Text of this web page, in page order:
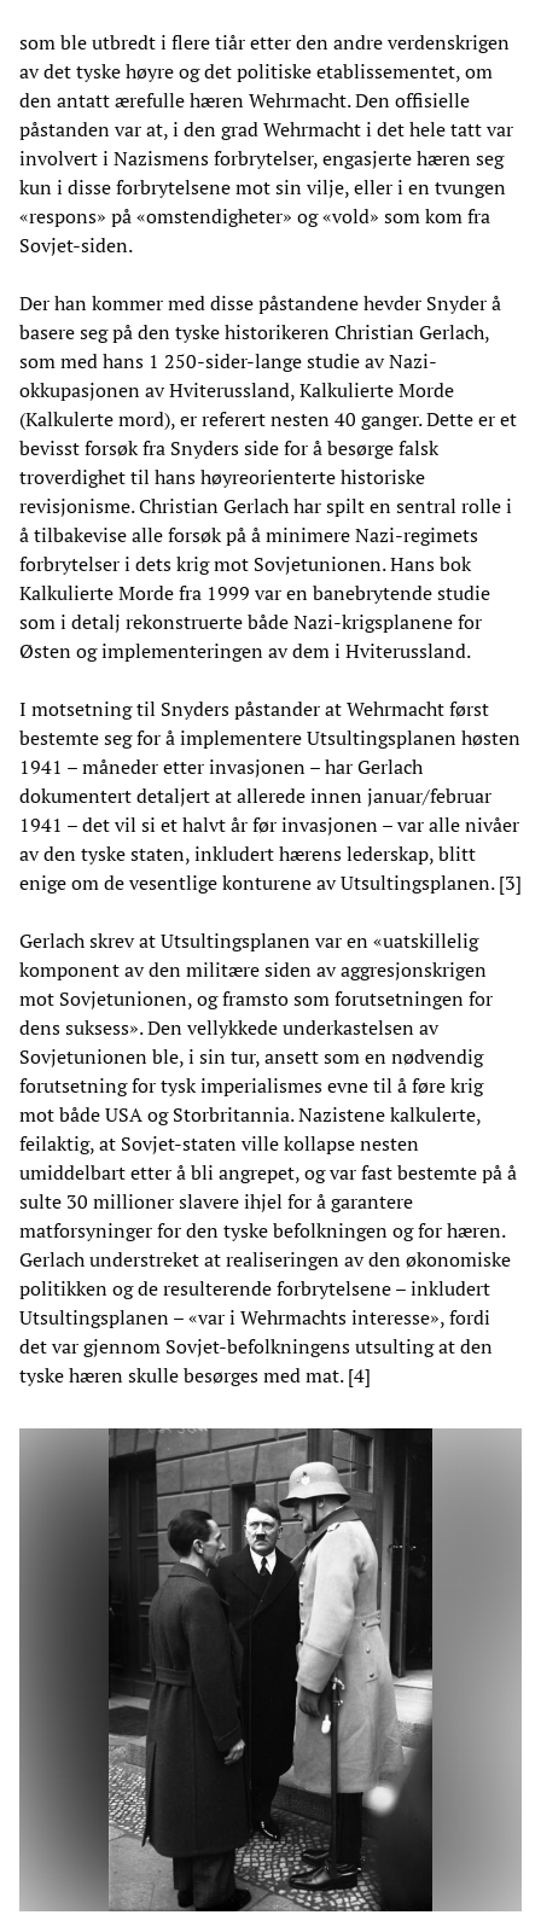
som ble utbredt i flere tiår etter den andre verdenskrigen
av det tyske høyre og det politiske etablissementet, om
den antatt ærefulle hæren Wehrmacht. Den offisielle
påstanden var at, i den grad Wehrmacht i det hele tatt var
involvert i Nazismens forbrytelser, engasjerte hæren seg
kun i disse forbrytelsene mot sin vilje, eller i en tvungen
«respons» på «omstendigheter» og «vold» som kom fra
Sovjet-siden.
Der han kommer med disse påstandene hevder Snyder å
basere seg på den tyske historikeren Christian Gerlach,
som med hans 1 250-sider-lange studie av Nazi-
okkupasjonen av Hviterussland, Kalkulierte Morde
(Kalkulerte mord), er referert nesten 40 ganger. Dette er et
bevisst forsøk fra Snyders side for å besørge falsk
troverdighet til hans høyreorienterte historiske
revisjonisme. Christian Gerlach har spilt en sentral rolle i
å tilbakevise alle forsøk på å minimere Nazi-regimets
forbrytelser i dets krig mot Sovjetunionen. Hans bok
Kalkulierte Morde fra 1999 var en banebrytende studie
som i detalj rekonstruerte både Nazi-krigsplanene for
Østen og implementeringen av dem i Hviterussland.
I motsetning til Snyders påstander at Wehrmacht først
bestemte seg for å implementere Utsultingsplanen høsten
1941 – måneder etter invasjonen – har Gerlach
dokumentert detaljert at allerede innen januar/februar
1941 – det vil si et halvt år før invasjonen – var alle nivåer
av den tyske staten, inkludert hærens lederskap, blitt
enige om de vesentlige konturene av Utsultingsplanen. [3]
Gerlach skrev at Utsultingsplanen var en «uatskillelig
komponent av den militære siden av aggresjonskrigen
mot Sovjetunionen, og framsto som forutsetningen for
dens suksess». Den vellykkede underkastelsen av
Sovjetunionen ble, i sin tur, ansett som en nødvendig
forutsetning for tysk imperialismes evne til å føre krig
mot både USA og Storbritannia. Nazistene kalkulerte,
feilaktig, at Sovjet-staten ville kollapse nesten
umiddelbart etter å bli angrepet, og var fast bestemte på å
sulte 30 millioner slavere ihjel for å garantere
matforsyninger for den tyske befolkningen og for hæren.
Gerlach understreket at realiseringen av den økonomiske
politikken og de resulterende forbrytelsene – inkludert
Utsultingsplanen – «var i Wehrmachts interesse», fordi
det var gjennom Sovjet-befolkningens utsulting at den
tyske hæren skulle besørges med mat. [4]